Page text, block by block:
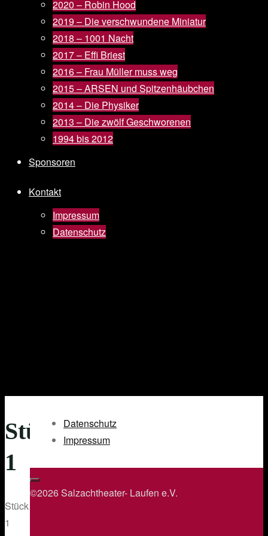
2020 – Robin Hood
2019 – Die verschwundene Miniatur
2018 – 1001 Nacht
2017 – Effi Briest
2016 – Frau Müller muss weg
2015 – ARSEN und Spitzenhäubchen
2014 – Die Physiker
2013 – Die zwölf Geschworenen
1994 bis 2012
Sponsoren
Kontakt
Impressum
Datenschutz
Stück
1
Stück
1
Datenschutz
Impressum
©2026 Salzachtheater- Laufen e.V.